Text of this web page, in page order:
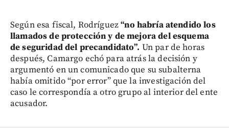
Según esa fiscal, Rodríguez“no habría atendido los
llamados de protección y de mejora del esquema
de seguridad del precandidato”. Un par de horas
después, Camargo echó para atrás la decisión y
argumentó en un comunicado que su subalterna
había omitido “por error” que la investigación del
caso le correspondía a otro grupo al interior del ente
acusador.